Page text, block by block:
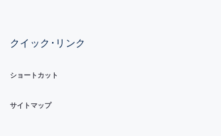
クイック･リンク
ショートカット
サイトマップ